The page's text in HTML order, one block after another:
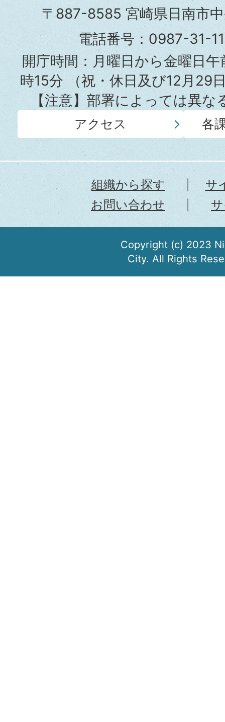
市
役
所
〒887-8585 宮崎県日南市
電話番号：0987-31-
開庁時間：月曜日から金曜日
時15分（祝・休日及び12月29
【注意】部署によっては異
アクセス 各
組織から探す
サ
お問い合わせ
Copyright (c) 2023
City. All Rights